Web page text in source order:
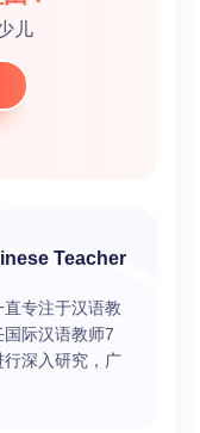
儿
Teacher
专注于汉语教
际汉语教师7
深入研究，广